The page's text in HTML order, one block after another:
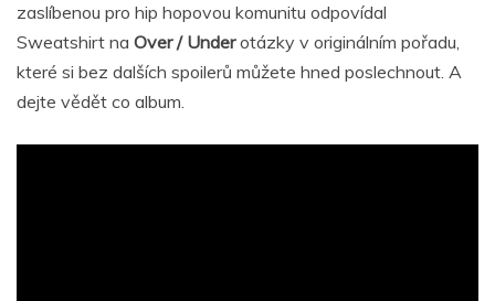
zaslíbenou pro hip hopovou komunitu odpovídal
Sweatshirt na Over / Underotázky v originálním pořadu,
které si bez dalších spoilerů můžete hned poslechnout. A
dejte vědět co album.